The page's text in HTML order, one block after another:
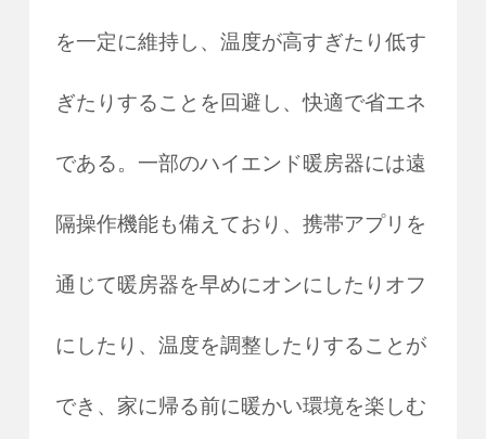
を一定に維持し、温度が高すぎたり低す
ぎたりすることを回避し、快適で省エネ
である。一部のハイエンド暖房器には遠
隔操作機能も備えており、携帯アプリを
通じて暖房器を早めにオンにしたりオフ
にしたり、温度を調整したりすることが
でき、家に帰る前に暖かい環境を楽しむ